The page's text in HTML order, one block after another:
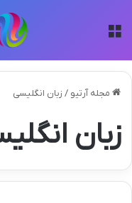
مجله آرتیو / زبان انگلیسی
زبان